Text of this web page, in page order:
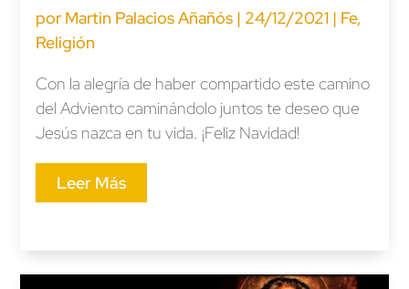
por Martin Palacios Añañós| 24/12/2021| Fe,
Religión
Con la alegría de haber compartido este camino
del Adviento caminándolo juntos te deseo que
Jesús nazca en tu vida. ¡Feliz Navidad!
Leer Más